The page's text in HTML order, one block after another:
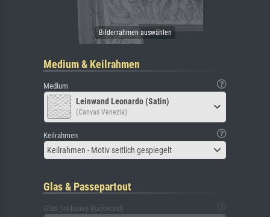
Medium & Keilrahmen
Medium
Leinwand Leonardo (Satin)
(Canvas Venezia)
Keilrahmen
Keilrahmen - Motiv seitlich gespiegelt
Glas & Passepartout
Glas (inklusive Rückwand)